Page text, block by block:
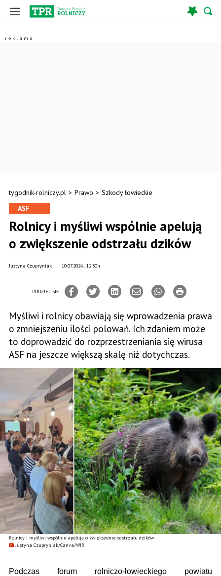
tygodnik-rolniczy.pl > Prawo > Szkody łowieckie
Rolnicy i myśliwi wspólnie apelują o zwiększenie odstrzału dzików
Justyna Czupryniak/Canva/WIR
ASF
Rolnicy i myśliwi wspólnie apelują
o zwiększenie odstrzału dzików
10.07.2024., 12:30h
Justyna Czupryniak
PODZIEL SIĘ
Myśliwi i rolnicy obawiają się wprowadzenia prawa
o zmniejszeniu ilości polowań. Ich zdaniem może
to doprowadzić do rozprzestrzeniania się wirusa
ASF na jeszcze większą skalę niż dotychczas.
Podczas forum rolniczo-łowieckiego powiatu